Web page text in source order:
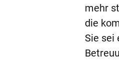
mehr
die
Sie sei